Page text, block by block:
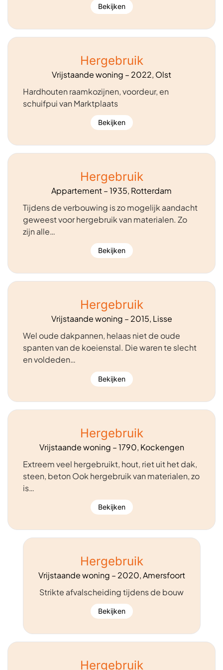
Bekijken
Hergebruik
Vrijstaande woning – 2022, Olst
Hardhouten raamkozijnen, voordeur, en
schuifpui van Marktplaats
Bekijken
Hergebruik
Appartement – 1935, Rotterdam
Tijdens de verbouwing is zo mogelijk aandacht
geweest voor hergebruik van materialen. Zo
zijn alle…
Bekijken
Hergebruik
Vrijstaande woning – 2015, Lisse
Wel oude dakpannen, helaas niet de oude
spanten van de koeienstal. Die waren te slecht
en voldeden…
Bekijken
Hergebruik
Vrijstaande woning – 1790, Kockengen
Extreem veel hergebruikt, hout, riet uit het dak,
steen, beton Ook hergebruik van materialen, zo
is…
Bekijken
Hergebruik
Vrijstaande woning – 2020, Amersfoort
Strikte afvalscheiding tijdens de bouw
Bekijken
Hergebruik